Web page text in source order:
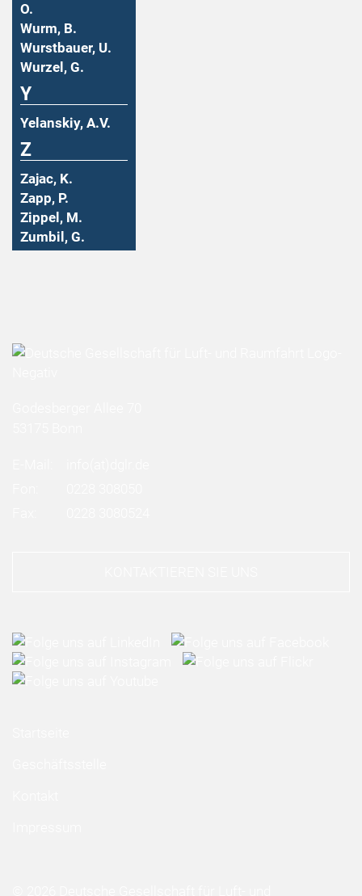
O.
Wurm, B.
Wurstbauer, U.
Wurzel, G.
Y
Yelanskiy, A.V.
Z
Zajac, K.
Zapp, P.
Zippel, M.
Zumbil, G.